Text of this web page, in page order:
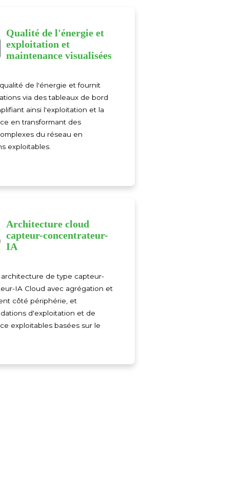
Qualité de l'énergie et
exploitation et
maintenance visualisées
de l'énergie et fournit
via des tableaux de bord
ainsi l'exploitation et la
en transformant des
du réseau en
exploitables.
Architecture cloud
capteur-concentrateur-
IA
architecture de type capteur-
IA Cloud avec agrégation et
côté périphérie, et
d'exploitation et de
exploitables basées sur le